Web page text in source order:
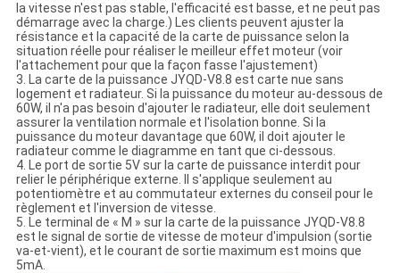
la vitesse n'est pas stable, l'efficacité est basse, et ne peut pas
démarrage avec la charge.) Les clients peuvent ajuster la
résistance et la capacité de la carte de puissance selon la
situation réelle pour réaliser le meilleur effet moteur (voir
l'attachement pour que la façon fasse l'ajustement)
3. La carte de la puissance JYQD-V8.8 est carte nue sans
logement et radiateur. Si la puissance du moteur au-dessous de
60W, il n'a pas besoin d'ajouter le radiateur, elle doit seulement
assurer la ventilation normale et l'isolation bonne. Si la
puissance du moteur davantage que 60W, il doit ajouter le
radiateur comme le diagramme en tant que ci-dessous.
4. Le port de sortie 5V sur la carte de puissance interdit pour
relier le périphérique externe. Il s'applique seulement au
potentiomètre et au commutateur externes du conseil pour le
règlement et l'inversion de vitesse.
5. Le terminal de « M » sur la carte de la puissance JYQD-V8.8
est le signal de sortie de vitesse de moteur d'impulsion (sortie
va-et-vient), et le courant de sortie maximum est moins que
5mA.